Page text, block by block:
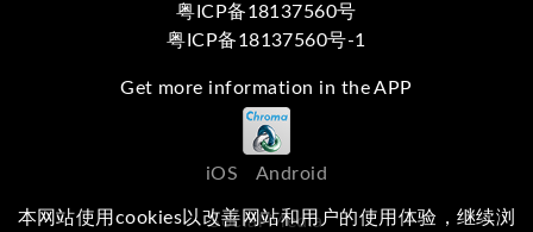
粤ICP备18137560号
粤ICP备18137560号-1
Get more information in the APP
iOS Android
Social Media
本网站使用cookies以改善网站和用户的使用体验，继续浏